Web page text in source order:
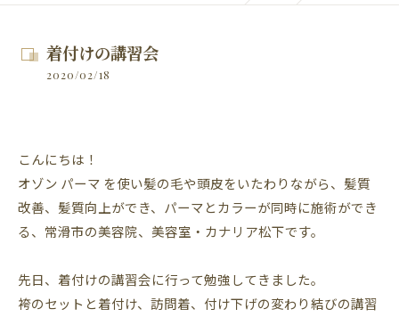
着付けの講習会
2020/02/18
こんにちは！
オゾン パーマ を使い髪の毛や頭皮をいたわりながら、髪質
改善、髪質向上ができ、パーマとカラーが同時に施術ができ
る、常滑市の美容院、美容室・カナリア松下です。
先日、着付けの講習会に行って勉強してきました。
袴のセットと着付け、訪問着、付け下げの変わり結びの講習